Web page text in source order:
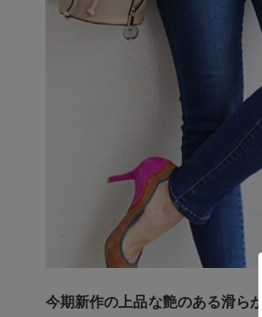
今期新作の上品な艶のある滑ら